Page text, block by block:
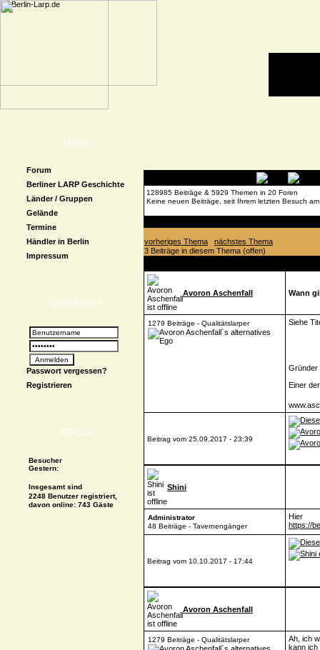
HOME
Forum
Berliner LARP Geschichte
Länder / Gruppen
Gelände
Termine
Händler in Berlin
Impressum
COMMUNITY
Passwort vergessen?
Registrieren
STATUS
Besucher
Gestern:
Insgesamt sind
2248 Benutzer registriert,
davon online: 743 Gäste
128985 Beiträge & 5929 Themen in 20 Foren
Keine neuen Beiträge, seit Ihrem letzten Besuch
vorheriges Thema
nächstes Thema
3 Beiträge in diesem Thema (offen)
Avoron Aschenfall Wann
1279 Beiträge - Qualitätslarper Siehe
Gründer
Einer
Beitrag vom 25.09.2017 - 23:39
Shini
Administrator
48 Beiträge - Tavernengänger
Hier
https://
Beitrag vom 10.10.2017 - 17:44
Avoron Aschenfall
1279 Beiträge - Qualitätslarper
Ah, ich
kann